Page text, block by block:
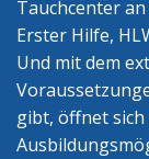
Tauchcenter
Erster Hilfe,
Und mit dem
gibt, öffnet